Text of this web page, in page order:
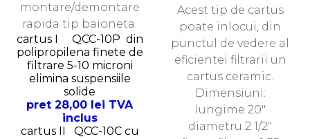
montare/demontare
rapida tip baioneta:
cartus I QCC-10P din
polipropilena finete de
filtrare 5-10 microni
elimina suspensiile
solide
pret 28,00 lei TVA
inclus
cartus II QCC-10C cu
Acest tip de cartus
poate inlocui, din
punctul de vedere al
eficientei filtrarii un
cartus ceramic.
Dimensiuni:
lungime 20″
diametru 2 1/2″